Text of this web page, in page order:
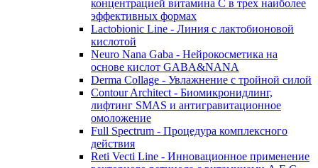
концентрацией витамина C в трех наиболее
эффективных формах
Lactobionic Line - Линия с лактобионовой
кислотой
Neuro Nana Gaba - Нейрокосметика на
основе кислот GABA&NANA
Derma Collage - Увлажнение с тройной силой
Contour Architect - Биомикронидлинг,
лифтинг SMAS и антигравитационное
омоложение
Full Spectrum - Процедура комплексного
действия
Reti Vecti Line - Инновационное применение